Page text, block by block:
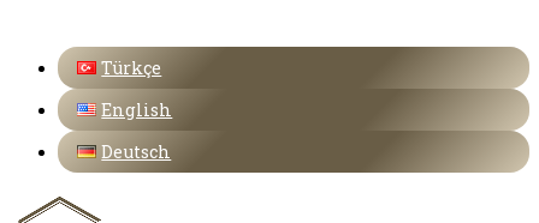
Türkçe
English
Deutsch